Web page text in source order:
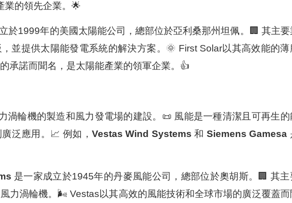
業的領先企業。🌟
於1999年的美國太陽能公司，總部位於亞利桑那州坦佩。🏢 其主要
並提供太陽能發電系統的解決方案。🌞 First Solar以其高效能的薄
承諾而聞名，是太陽能產業的領軍企業。👍
渦輪機的製造和風力發電場的建設。📜 風能是一種清潔且可再生的
泛應用。📈 例如，Vestas Wind Systems 和Siemens Gamesa
是一家成立於1945年的丹麥風能公司，總部位於奧胡斯。🏢 其主
力渦輪機。🌬️ Vestas以其高效的風能技術和全球市場的廣泛覆蓋而